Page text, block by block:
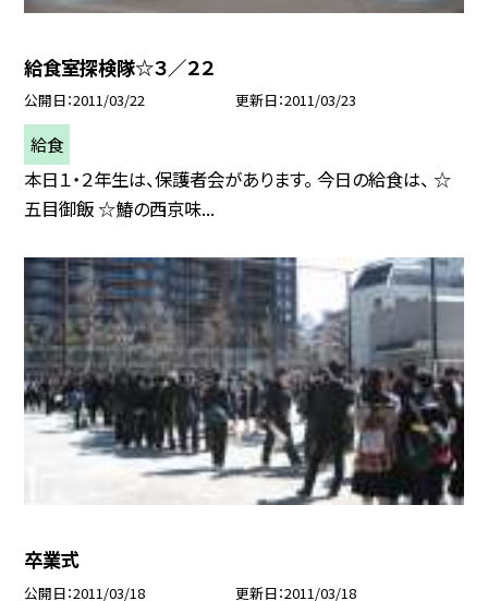
給食室探検隊☆３／２２
公開日 2011/03/22 更新日 2011/03/23
給食
本日１・２年生は、保護者会があります。 今日の給食は、 ☆
五目御飯 ☆鰆の西京味...
卒業式
公開日 2011/03/18 更新日 2011/03/18